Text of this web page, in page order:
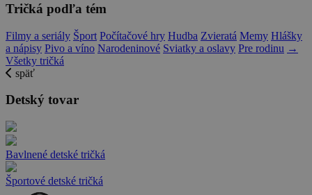
Tričká podľa tém
Filmy a seriály Šport Počítačové hry Hudba Zvieratá Memy Hlášky
a nápisy Pivo a víno Narodeninové Sviatky a oslavy Pre rodinu →
Všetky tričká
späť
Detský tovar
Bavlnené detské tričká
Športové detské tričká